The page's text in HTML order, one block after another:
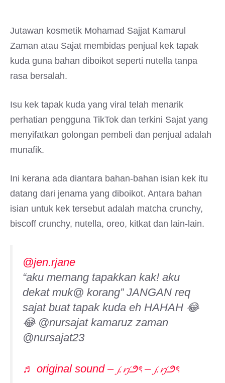
Jutawan kosmetik Mohamad Sajjat Kamarul
Zaman atau Sajat membidas penjual kek tapak
kuda guna bahan diboikot seperti nutella tanpa
rasa bersalah.
Isu kek tapak kuda yang viral telah menarik
perhatian pengguna TikTok dan terkini Sajat yang
menyifatkan golongan pembeli dan penjual adalah
munafik.
Ini kerana ada diantara bahan-bahan isian kek itu
datang dari jenama yang diboikot. Antara bahan
isian untuk kek tersebut adalah matcha crunchy,
biscoff crunchy, nutella, oreo, kitkat dan lain-lain.
@jen.rjane
“aku memang tapakkan kak! aku
dekat muk@ korang” JANGAN req
sajat buat tapak kuda eh HAHAH 😂
😂 @nursajat kamaruz zaman
@nursajat23
♬ original sound – 𝓳.𝓻𝓳౨ৎ – 𝓳.𝓻𝓳౨ৎ